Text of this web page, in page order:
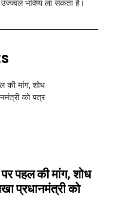
भविष्य ला सकता है।
पहल की मांग, शोध
प्रधानमंत्री को